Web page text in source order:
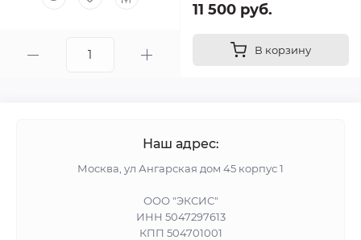
11 500 руб.
В корзину
Наш адрес:
Москва, ул Ангарская дом 45 корпус 1
ООО "ЭКСИС"
ИНН 5047297613
КПП 504701001